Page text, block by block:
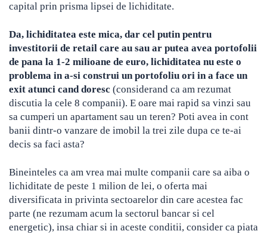
capital prin prisma lipsei de lichiditate.
Da, lichiditatea este mica, dar cel putin pentru
investitorii de retail care au sau ar putea avea portofolii
de pana la 1-2 milioane de euro, lichiditatea nu este o
problema in a-si construi un portofoliu ori in a face un
exit atunci cand doresc (considerand ca am rezumat
discutia la cele 8 companii). E oare mai rapid sa vinzi sau
sa cumperi un apartament sau un teren? Poti avea in cont
banii dintr-o vanzare de imobil la trei zile dupa ce te-ai
decis sa faci asta?
Bineinteles ca am vrea mai multe companii care sa aiba o
lichiditate de peste 1 milion de lei, o oferta mai
diversificata in privinta sectoarelor din care acestea fac
parte (ne rezumam acum la sectorul bancar si cel
energetic), insa chiar si in aceste conditii, consider ca piata